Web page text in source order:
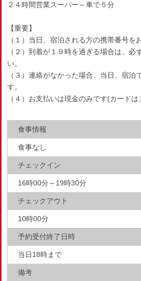
２４時間営業スーパー～車で５分
【重要】
（１）当日、宿泊される方の携帯番号を
（２）到着が１９時を過ぎる場合は、必
い。
（３）連絡がなかった場合、当日、宿泊
す。
（４）お支払いは現金のみです(カード
食事情報
食事なし
チェックイン
16時00分～19時30分
チェックアウト
10時00分
予約受付終了日時
当日18時まで
備考